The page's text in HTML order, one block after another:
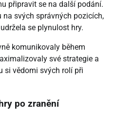
připravit se na další podání.
svých správných pozicích,
se plynulost hry.
komunikovaly během
své strategie a
si vědomi svých rolí při
po zranění